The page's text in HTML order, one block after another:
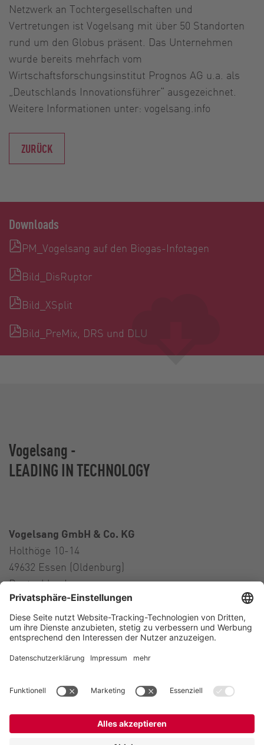
Netzwerk an Tochtergesellschaften und
Vertretungen ist Vogelsang mit über 50 Standorten
rund um den Globus präsent. Das Unternehmen
wurde bereits mehrfach vom
Wirtschaftsforschungsinstitut Prognos AG u.a. als
„Deutschlands Innovationsführer“ ausgezeichnet.
Weitere Informationen unter: vogelsang.info
ZURÜCK
Downloads
PM_Vogelsang auf den Biogas-Infotagen
Bild_DisRuptor
Bild_XSplit
Bild_PreMix, DRS und DLU
Vogelsang -
LEADING IN TECHNOLOGY
Vogelsang GmbH & Co. KG
Holthöge 10-14
49632 Essen (Oldenburg)
Deutschland
Kontakt
Tel.:+49 5434 83 0